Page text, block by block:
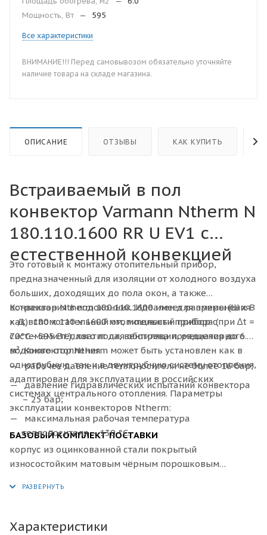
Мощность, Вт
— 595
Все характеристики
ВНИМАНИЕ!!! Перед самовывозом обязательно уточняйте
наличие товара на складе магазина.
ОПИСАНИЕ ОТЗЫВЫ КАК КУПИТЬ
Встраиваемый в пол
конвектор Varmann Ntherm N
180.110.1600 RR U EV1 с
естественной конвекцией
Это готовый к монтажу отопительный прибор,
предназначенный для изоляции от холодного воздуха
больших, доходящих до пола окон, а также
встраивания в подоконник. Идеален для применения
как вспомогательный отопительный прибор с
системами тёплого пола, вентиляции, радиаторного
водяного отопления.
Конвектор Ntherm 180.110.1600 имеет размеры (Ш x В
x Д): 180 х 110 х 1600 мм, мощности прибора (при ∆t =
70°C - 595 Вт.), хватит для обогрева помещения до 6.0
м². Конвектор Ntherm может быть установлен как в
однотрубную, так и в двухтрубную систему отопления,
адаптирован для эксплуатации в российских
системах центрального отопления. Параметры
эксплуатации конвекторов Ntherm:
рабочее давление теплоносителя не более 16 бар;
давление гидравлических испытаний конвектора
– 25 бар;
максимальная рабочая температура
теплоносителя – 130 °С.
БАЗОВЫЙ КОМПЛЕКТ ПОСТАВКИ
корпус из оцинкованной стали покрытый
износостойким матовым чёрным порошковым
декоративная рамка по периметру корпуса из
выполненная в цвет решетки, с черной полосой из
Характеристики